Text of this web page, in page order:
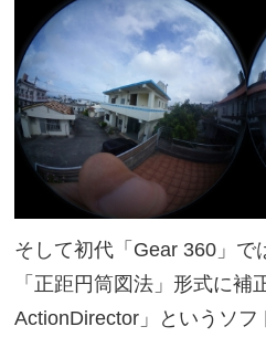
そして初代「Gear 360」で
「正距円筒図法」形式に
ActionDirector」というソ